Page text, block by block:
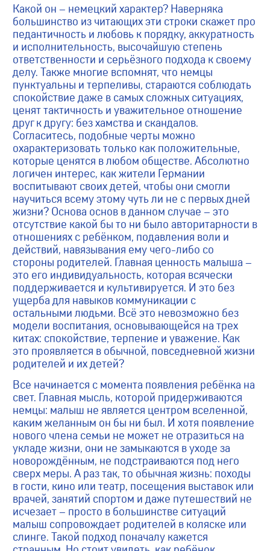
Какой он – немецкий характер? Наверняка
большинство из читающих эти строки скажет про
педантичность и любовь к порядку, аккуратность
и исполнительность, высочайшую степень
ответственности и серьёзного подхода к своему
делу. Также многие вспомнят, что немцы
пунктуальны и терпеливы, стараются соблюдать
спокойствие даже в самых сложных ситуациях,
ценят тактичность и уважительное отношение
друг к другу: без хамства и скандалов.
Согласитесь, подобные черты можно
охарактеризовать только как положительные,
которые ценятся в любом обществе. Абсолютно
логичен интерес, как жители Германии
воспитывают своих детей, чтобы они смогли
научиться всему этому чуть ли не с первых дней
жизни? Основа основ в данном случае – это
отсутствие какой бы то ни было авторитарности в
отношениях с ребёнком, подавления воли и
действий, навязывания ему чего-либо со
стороны родителей. Главная ценность малыша –
это его индивидуальность, которая всячески
поддерживается и культивируется. И это без
ущерба для навыков коммуникации с
остальными людьми. Всё это невозможно без
модели воспитания, основывающейся на трех
китах: спокойствие, терпение и уважение. Как
это проявляется в обычной, повседневной жизни
родителей и их детей?
Все начинается с момента появления ребёнка на
свет. Главная мысль, которой придерживаются
немцы: малыш не является центром вселенной,
каким желанным он бы ни был. И хотя появление
нового члена семьи не может не отразиться на
укладе жизни, они не замыкаются в уходе за
новорождённым, не подстраиваются под него
сверх меры. А раз так, то обычная жизнь: походы
в гости, кино или театр, посещения выставок или
врачей, занятий спортом и даже путешествий не
исчезает – просто в большинстве ситуаций
малыш сопровождает родителей в коляске или
слинге. Такой подход поначалу кажется